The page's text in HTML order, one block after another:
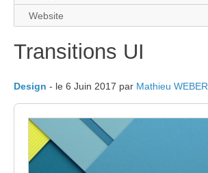
Website
Transitions UI
Design - le 6 Juin 2017 par Mathieu WEBER